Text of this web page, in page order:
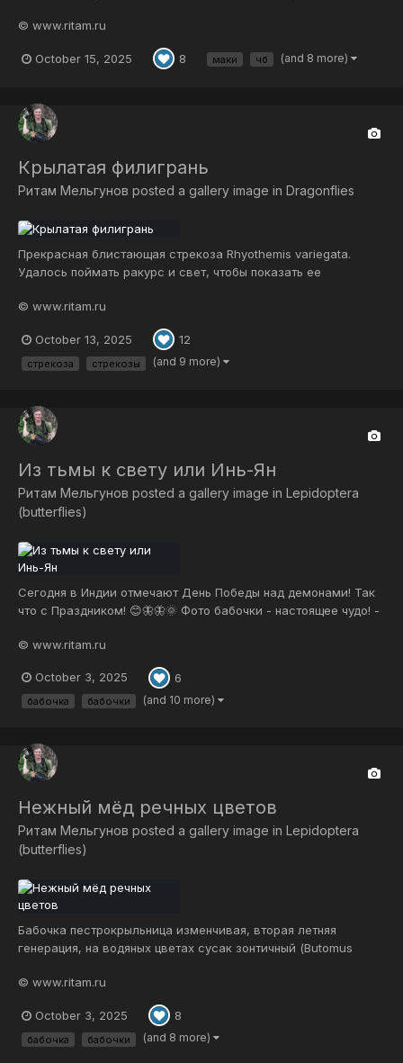
Умолкло все… весь мир затих… Но будто ткет безмолвья
стих Пространство тишины живой, В котором дух мой вечно
свой… И со...
© www.ritam.ru
October 15, 2025 8 маки чб (and 8 more)
Крылатая филигрань
Ритам Мельгунов posted a gallery image in Dragonflies
Прекрасная блистающая стрекоза Rhyothemis variegata.
Удалось поймать ракурс и свет, чтобы показать ее
Шри Ауробиндо, окрестности Пондичерри, Южная Индия. И в
дивный мир, где время — лишь мираж, Уносит шепот крыл,
как зов извечный, В исток...
© www.ritam.ru
October 13, 2025 12
стрекоза стрекозы (and 9 more)
Из тьмы к свету или Инь-Ян
Ритам Мельгунов posted a gallery image in Lepidoptera
(butterflies)
Сегодня в Индии отмечают День Победы над демонами! Так
что с Праздником! 😊🦋🦋🌞 Фото бабочки - настоящее чудо! -
Гармонии разлёт, Где дней крыла легки, Где хороводы влёт
Танцуют мотыльки — Где всюду красота, Где лад, любовь н...
© www.ritam.ru
October 3, 2025 6
бабочка бабочки (and 10 more)
Нежный мёд речных цветов
Ритам Мельгунов posted a gallery image in Lepidoptera
(butterflies)
Бабочка пестрокрыльница изменчивая, вторая летняя
генерация, на водяных цветах сусак зонтичный (Butomus
Разбавлю немного грибное царство ))) На ложе лепестков
блаженствовать так нежно И сладостный нектар так
трепетно вкушать, А после вновь...
© www.ritam.ru
October 3, 2025 8
бабочка бабочки (and 8 more)